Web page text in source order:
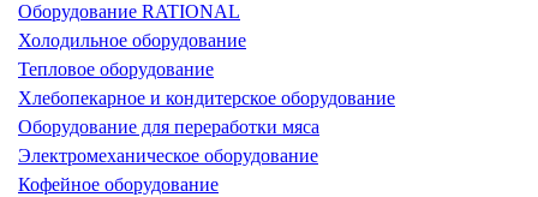
Оборудование RATIONAL
Холодильное оборудование
Тепловое оборудование
Хлебопекарное и кондитерское оборудование
Оборудование для переработки мяса
Электромеханическое оборудование
Кофейное оборудование